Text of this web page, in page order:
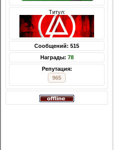
Титул:
Сообщений: 515
Награды: 78
Репутация:
965